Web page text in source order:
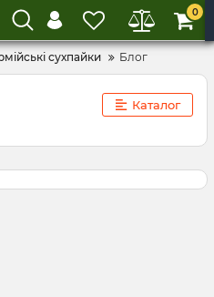
0
сухпайки Блог
Каталог